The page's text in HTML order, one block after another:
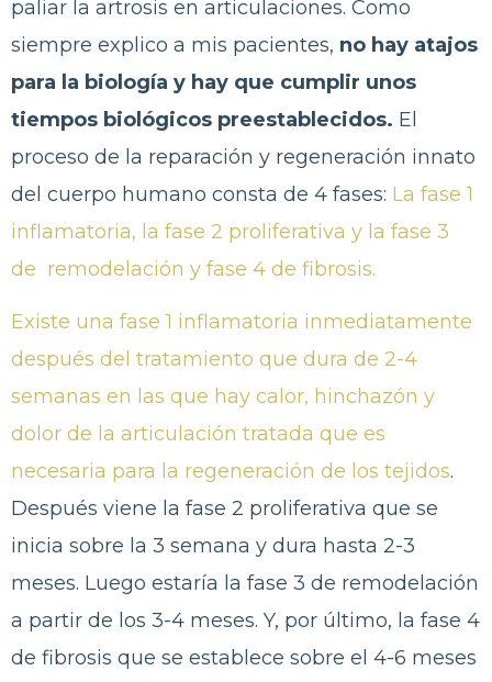
paliar la artrosis en articulaciones. Como
siempre explico a mis pacientes, no hay atajos
para la biología y hay que cumplir unos
tiempos biológicos preestablecidos. El
proceso de la reparación y regeneración innato
del cuerpo humano consta de 4 fases: La fase 1
inflamatoria, la fase 2 proliferativa y la fase 3
de remodelación y fase 4 de fibrosis.
Existe una fase 1 inflamatoria inmediatamente
después del tratamiento que dura de 2-4
semanas en las que hay calor, hinchazón y
dolor de la articulación tratada que es
necesaria para la regeneración de los tejidos.
Después viene la fase 2 proliferativa que se
inicia sobre la 3 semana y dura hasta 2-3
meses. Luego estaría la fase 3 de remodelación
a partir de los 3-4 meses. Y, por último, la fase 4
de fibrosis que se establece sobre el 4-6 meses